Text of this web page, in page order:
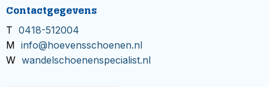
Contactgegevens
T 0418-512004
M info@hoevensschoenen.nl
W wandelschoenenspecialist.nl